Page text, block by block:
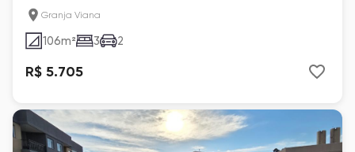
Granja Viana
106m² 3 2
R$ 5.705